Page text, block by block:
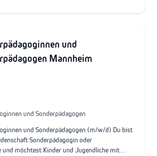
und
Mannheim
und Sonderpädagogen
und Sonderpädagogen (m/w/d) Du bist
Sonderpädagogin oder
und möchtest Kinder und Jugendliche mit…